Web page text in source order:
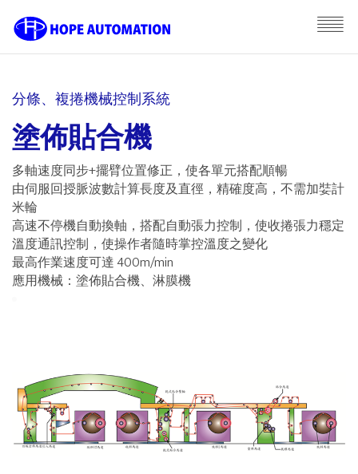
分條、複捲機械控制系統
塗佈貼合機
多軸速度同步+擺臂位置修正，使各單元搭配順暢
由伺服回授脈波數計算長度及直徑，精確度高，不需加娤計
米輪
高速不停機自動換軸，搭配自動張力控制，使收捲張力穩定
溫度通訊控制，使操作者隨時掌控溫度之變化
最高作業速度可達 400m/min
應用機械：塗佈貼合機、淋膜機